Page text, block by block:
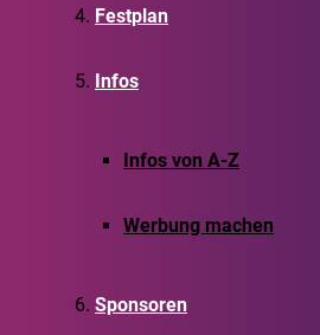
Festplan
Infos
Infos von A-Z
Werbung machen
Sponsoren